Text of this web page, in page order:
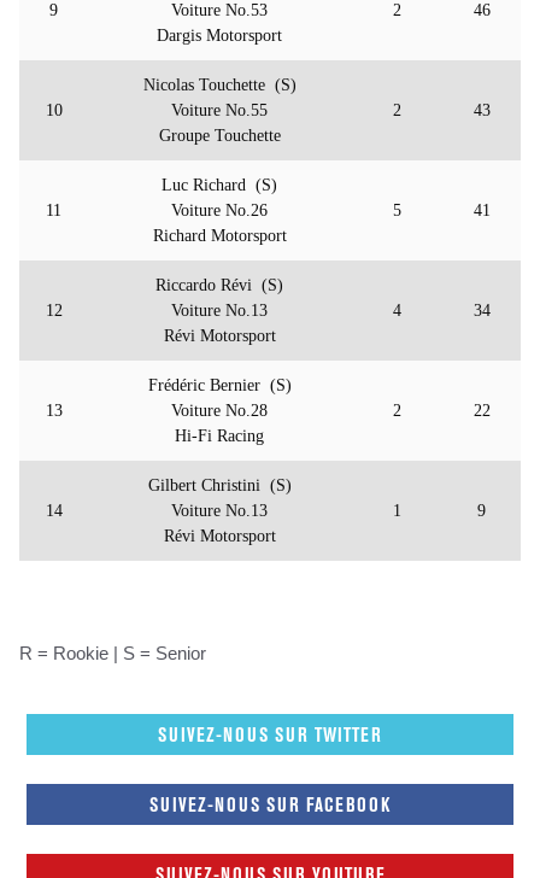
9
Voiture No.53
Dargis Motorsport
2 46
10
Nicolas Touchette (S)
Voiture No.55
Groupe Touchette
2 43
11
Luc Richard (S)
Voiture No.26
Richard Motorsport
5 41
12
Riccardo Révi (S)
Voiture No.13
Révi Motorsport
4 34
13
Frédéric Bernier (S)
Voiture No.28
Hi-Fi Racing
2 22
14
Gilbert Christini (S)
Voiture No.13
Révi Motorsport
1 9
R = Rookie | S = Senior
SUIVEZ-NOUS SUR TWITTER
SUIVEZ-NOUS SUR FACEBOOK